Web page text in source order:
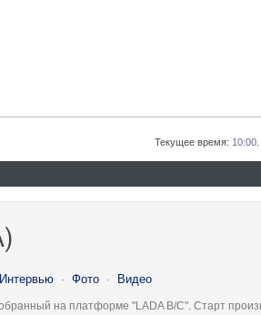
Текущее время: 10:00
Интервью · Фото · Видео
на платформе "LADA B/C". Старт